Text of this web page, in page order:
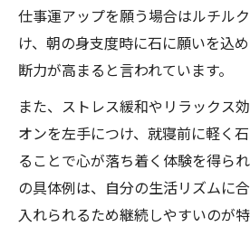
仕事運アップを願う場合はルチル
け、朝の身支度時に石に願いを込
断力が高まると言われています。
また、ストレス緩和やリラックス
オンを左手につけ、就寝前に軽く
ることで心が落ち着く体験を得ら
の具体例は、自分の生活リズムに
入れられるため継続しやすいのが特